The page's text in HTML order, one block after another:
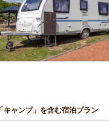
「キャンプ」を含む宿泊プラン